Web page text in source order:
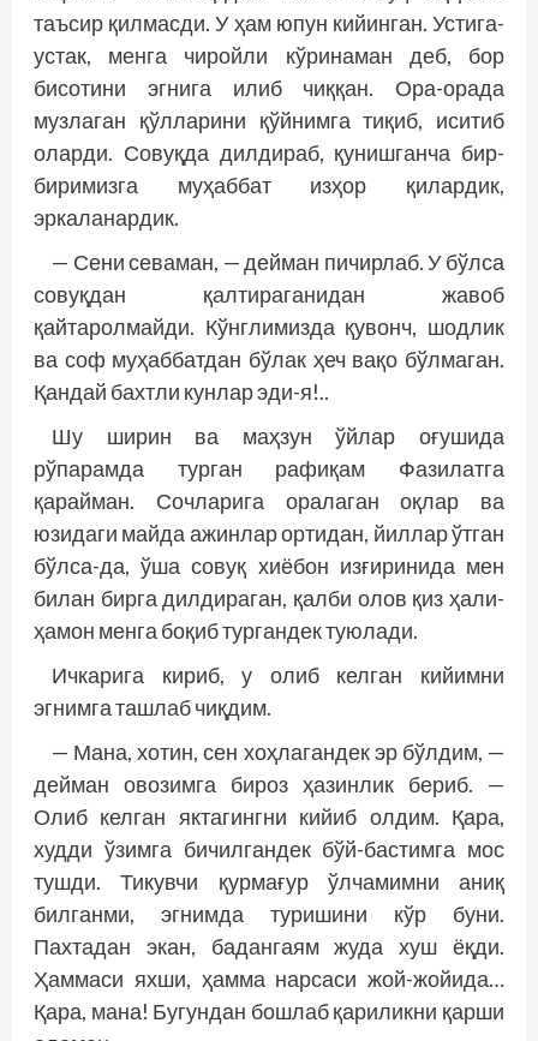
таъсир қилмасди. У ҳам юпун кийинган. Устига-
устак, менга чиройли кўринаман деб, бор
бисотини эгнига илиб чиққан. Ора-орада
музлаган қўлларини қўйнимга тиқиб, иситиб
оларди. Совуқда дилдираб, қунишганча бир-
биримизга муҳаббат изҳор қилардик,
эркаланардик.
— Сени севаман, — дейман пичирлаб. У бўлса
совуқдан қалтираганидан жавоб
қайтаролмайди. Кўнглимизда қувонч, шодлик
ва соф муҳаббатдан бўлак ҳеч вақо бўлмаган.
Қандай бахтли кунлар эди-я!..
Шу ширин ва маҳзун ўйлар оғушида
рўпарамда турган рафиқам Фазилатга
қарайман. Сочларига оралаган оқлар ва
юзидаги майда ажинлар ортидан, йиллар ўтган
бўлса-да, ўша совуқ хиёбон изғиринида мен
билан бирга дилдираган, қалби олов қиз ҳали-
ҳамон менга боқиб тургандек туюлади.
Ичкарига кириб, у олиб келган кийимни
эгнимга ташлаб чиқдим.
— Мана, хотин, сен хоҳлагандек эр бўлдим, —
дейман овозимга бироз ҳазинлик бериб. —
Олиб келган яктагингни кийиб олдим. Қара,
худди ўзимга бичилгандек бўй-бастимга мос
тушди. Тикувчи қурмағур ўлчамимни аниқ
билганми, эгнимда туришини кўр буни.
Пахтадан экан, бадангаям жуда хуш ёқди.
Ҳаммаси яхши, ҳамма нарсаси жой-жойида…
Қара, мана! Бугундан бошлаб қариликни қарши